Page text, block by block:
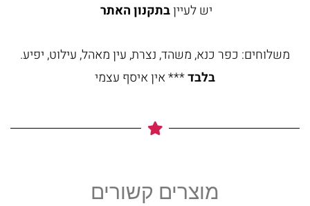
יש לעייןבתקנון האתר
משלוחים: כפר כנא, משהד, נצרת, עין מאהל, עילוט, יפיע.
בלבד*** אין איסף עצמי
מוצרים קשורים